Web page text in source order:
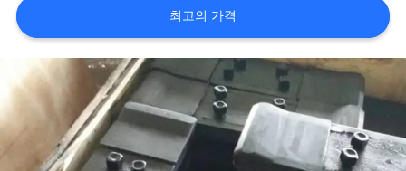
관
문
의
최고의 가격